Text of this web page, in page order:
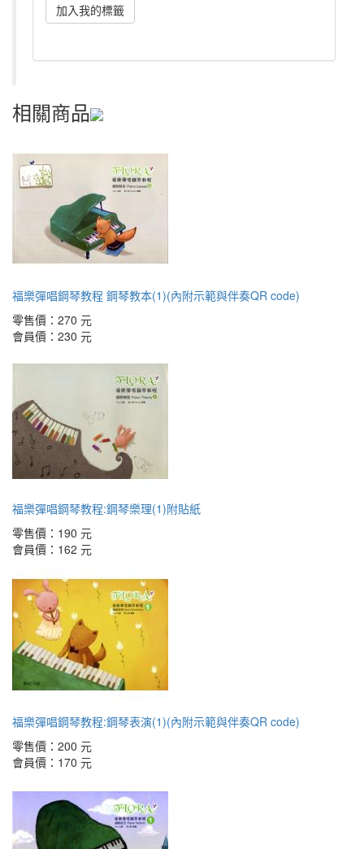
相關商品
福樂彈唱鋼琴教程 鋼琴教本(1)(內附示範與伴奏QR code)
零售價： 270 元
會員價： 230 元
福樂彈唱鋼琴教程:鋼琴樂理(1)附貼紙
零售價： 190 元
會員價： 162 元
福樂彈唱鋼琴教程:鋼琴表演(1)(內附示範與伴奏QR code)
零售價： 200 元
會員價： 170 元